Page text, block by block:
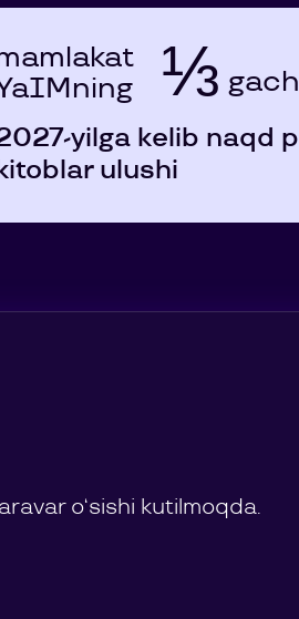
⅓
yilga kelib naqd
ulushi
o‘sishi kutilmoqda.